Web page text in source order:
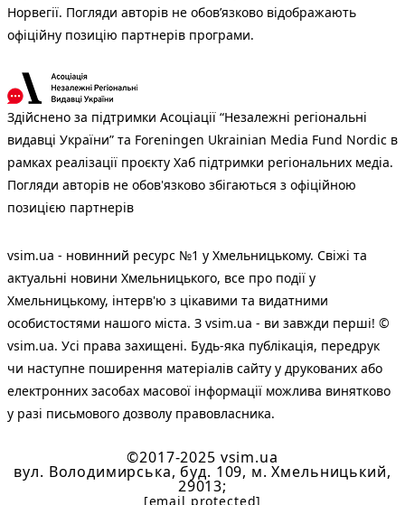
Норвегії. Погляди авторів не обов’язково відображають
офіційну позицію партнерів програми.
Здійснено за підтримки Асоціації “Незалежні регіональні
видавці України” та Foreningen Ukrainian Media Fund Nordic в
рамках реалізації проєкту Хаб підтримки регіональних медіа.
Погляди авторів не обов'язково збігаються з офіційною
позицією партнерів
vsim.ua - новинний ресурс №1 у Хмельницькому. Свіжі та
актуальні новини Хмельницького, все про події у
Хмельницькому, інтерв'ю з цікавими та видатними
особистостями нашого міста. З vsim.ua - ви завжди перші! ©
vsim.ua. Усі права захищені. Будь-яка публiкацiя, передрук
чи наступне поширення матеріалів сайту у друкованих або
електронних засобах масової інформації можлива винятково
у разі письмового дозволу правовласника.
©2017-2025 vsim.ua
вул. Володимирська, буд. 109, м. Хмельницький,
29013;
[email protected]